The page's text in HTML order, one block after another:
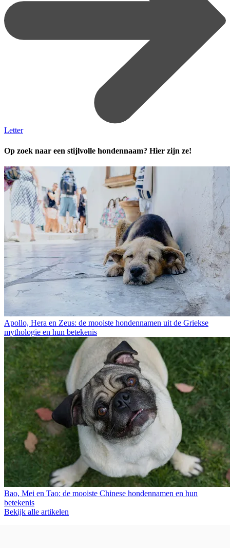
Letter
Op zoek naar een stijlvolle hondennaam? Hier zijn ze!
Apollo, Hera en Zeus: de mooiste hondennamen uit de Griekse
mythologie en hun betekenis
Bao, Mei en Tao: de mooiste Chinese hondennamen en hun
betekenis
Bekijk alle artikelen